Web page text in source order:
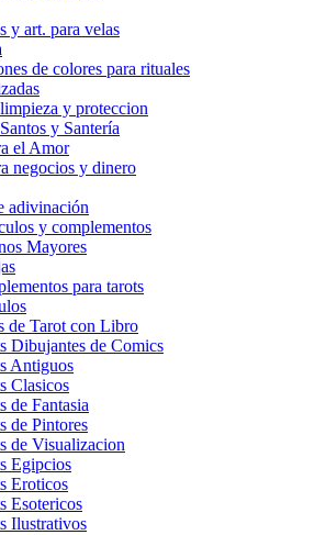
y art. para velas
de colores para rituales
y proteccion
y Santería
el Amor
negocios y dinero
adivinación
y complementos
Mayores
para tarots
de Tarot con Libro
Dibujantes de Comics
Antiguos
Clasicos
de Fantasia
de Pintores
de Visualizacion
Egipcios
Eroticos
Esotericos
Ilustrativos